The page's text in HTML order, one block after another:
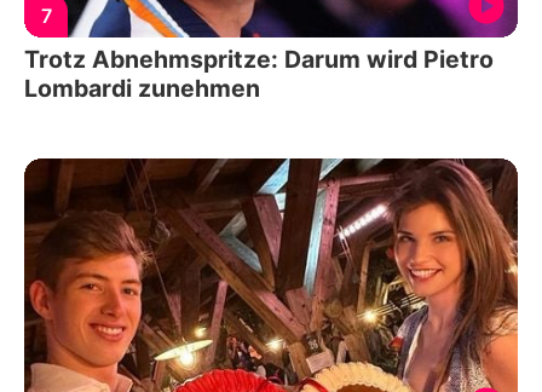
7
Trotz Abnehmspritze: Darum wird Pietro
Lombardi zunehmen